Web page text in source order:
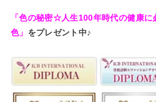
「色の秘密☆人生100年時代の健康に
色」 をプレゼント中♪